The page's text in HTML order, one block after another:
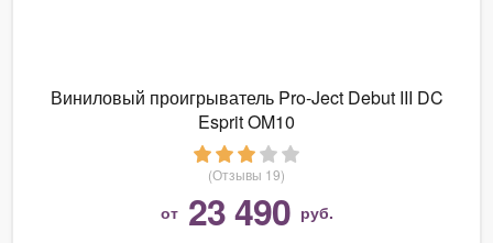
Виниловый проигрыватель Pro-Ject Debut III DC
Esprit OM10
(Отзывы 19)
от 23 490 руб.